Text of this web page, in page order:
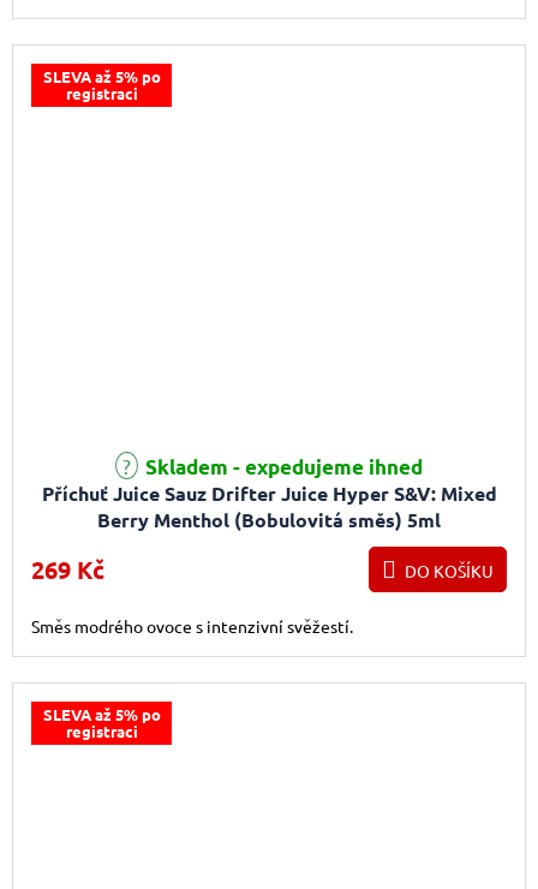
SLEVA až 5% po
registraci
Příchuť Juice Sauz Drifter Juice Hyper S&V: Mixed
Berry Menthol (Bobulovitá směs) 5ml
Skladem - expedujeme ihned
269 Kč DO KOŠÍKU
Směs modrého ovoce s intenzivní svěžestí.
SLEVA až 5% po
registraci